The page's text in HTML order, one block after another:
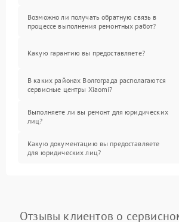
Возможно ли получать обратную связь в
процессе выполнения ремонтных работ?
Какую гарантию вы предоставляете?
В каких районах Волгограда располагаются
сервисные центры Xiaomi?
Выполняете ли вы ремонт для юридических
лиц?
Какую документацию вы предоставляете
для юридических лиц?
Отзывы клиентов о